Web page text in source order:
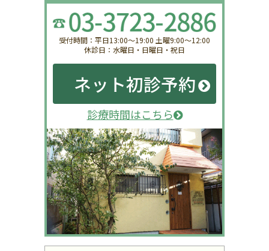
受付時間：平日13:00〜19:00 土曜9:00〜12:00
休診日：水曜日・日曜日・祝日
ネット初診予約
診療時間はこちら